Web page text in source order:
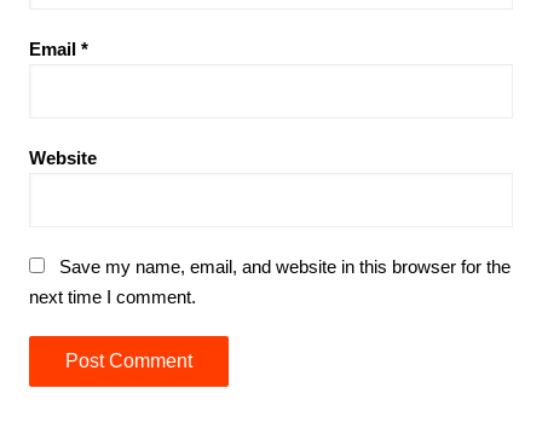
Email *
Website
Save my name, email, and website in this browser for the
next time I comment.